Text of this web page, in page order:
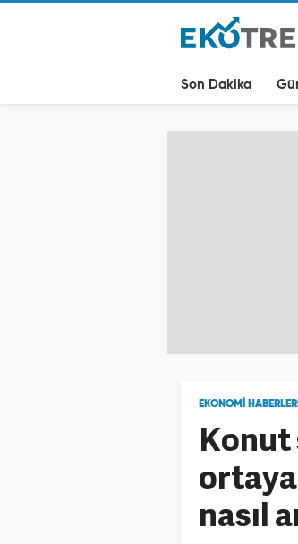
Son Dakika
EKONOMİ HABERLERİ
Konut
ortaya
nasıl